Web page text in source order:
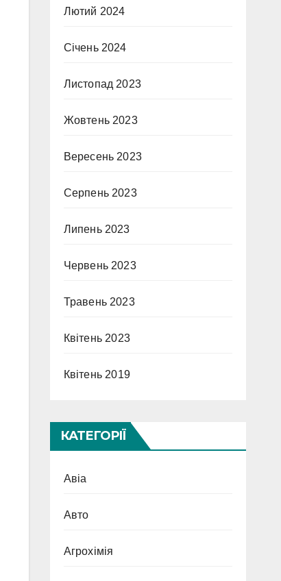
Лютий 2024
Січень 2024
Листопад 2023
Жовтень 2023
Вересень 2023
Серпень 2023
Липень 2023
Червень 2023
Травень 2023
Квітень 2023
Квітень 2019
КАТЕГОРІЇ
Авіа
Авто
Агрохімія